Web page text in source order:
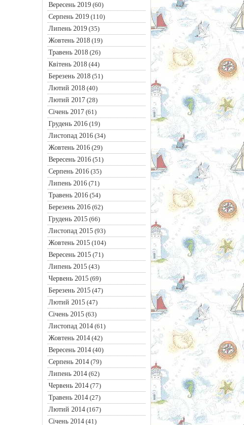
Вересень 2019(60)
Серпень 2019(110)
Липень 2019(35)
Жовтень 2018(19)
Травень 2018(26)
Квітень 2018(44)
Березень 2018(51)
Лютий 2018(40)
Лютий 2017(28)
Січень 2017(61)
Грудень 2016(19)
Листопад 2016(34)
Жовтень 2016(29)
Вересень 2016(51)
Серпень 2016(35)
Липень 2016(71)
Травень 2016(54)
Березень 2016(62)
Грудень 2015(66)
Листопад 2015(93)
Жовтень 2015(104)
Вересень 2015(71)
Липень 2015(43)
Червень 2015(69)
Березень 2015(47)
Лютий 2015(47)
Січень 2015(63)
Листопад 2014(61)
Жовтень 2014(42)
Вересень 2014(40)
Серпень 2014(79)
Липень 2014(62)
Червень 2014(77)
Травень 2014(27)
Лютий 2014(167)
Січень 2014(41)